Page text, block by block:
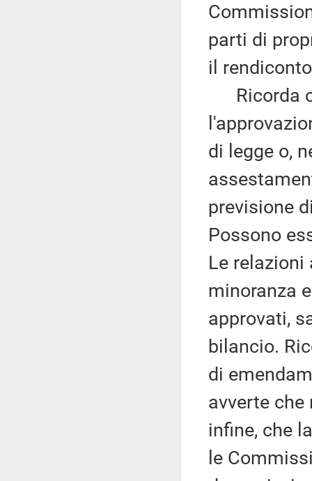
parti di
il
Ricorda
di legge o,
previsione
Possono
Le relazioni
minoranza
approvati,
bilancio.
di
avverte
infine, che
le